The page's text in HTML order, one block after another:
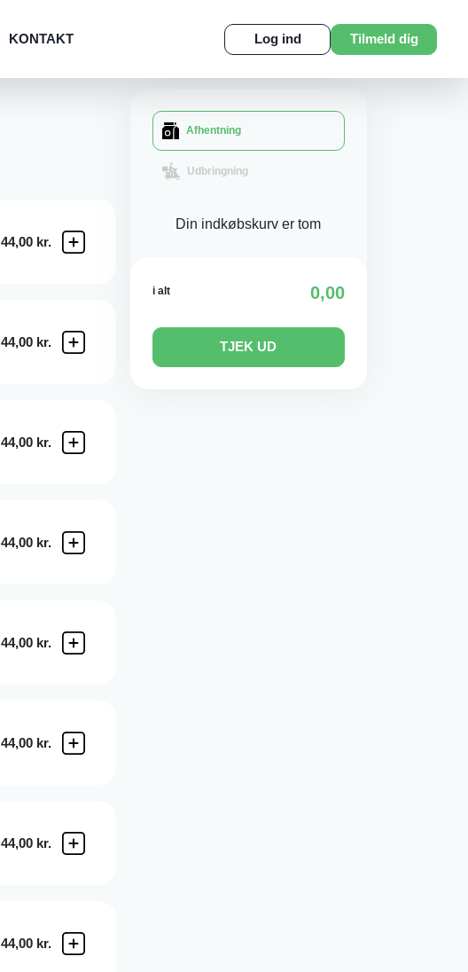
KONTAKT Log ind Tilmeld dig
44,00 kr.
44,00 kr.
44,00 kr.
44,00 kr.
44,00 kr.
44,00 kr.
44,00 kr.
44,00 kr.
Afhentning
Udbringning
Din indkøbskurv er tom
i alt 0,00
TJEK UD